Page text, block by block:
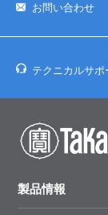
お問い合わせ
テクニカルサポ
製品情報